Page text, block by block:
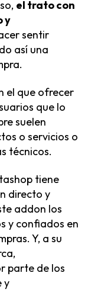
el trato con
y
sentir
así una
el que ofrecer
que lo
suelen
o servicios o
técnicos.
tiene
directo y
addon los
y confiados en
Y, a su
parte de los
y